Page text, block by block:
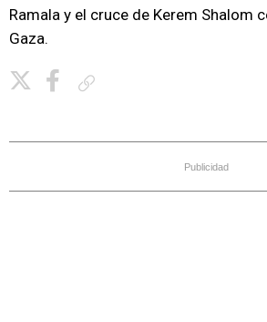
Ramala y el cruce de Kerem Shalom
Gaza.
Publicidad